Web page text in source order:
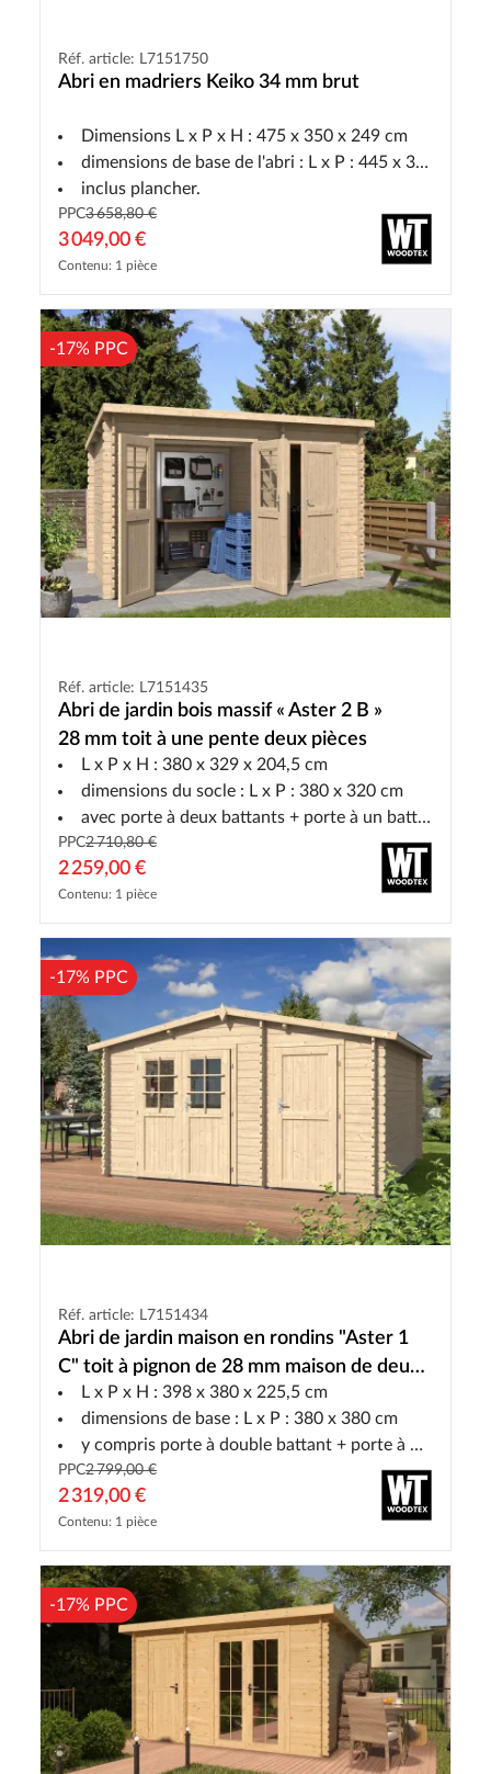
Réf. article: L7151750
Abri en madriers Keiko 34 mm brut
Dimensions L x P x H : 475 x 350 x 249 cm
dimensions de base de l'abri : L x P : 445 x 300 cm
inclus plancher.
PPC3 658,80 €
3 049,00 €
Contenu: 1 pièce
-17% PPC
Réf. article: L7151435
Abri de jardin bois massif « Aster 2 B »
28 mm toit à une pente deux pièces
L x P x H : 380 x 329 x 204,5 cm
dimensions du socle : L x P : 380 x 320 cm
avec porte à deux battants + porte à un battant
PPC2 710,80 €
2 259,00 €
Contenu: 1 pièce
-17% PPC
Réf. article: L7151434
Abri de jardin maison en rondins "Aster 1
C" toit à pignon de 28 mm maison de deux
piècesL x P x H : 398 x 380 x 225,5 cm
dimensions de base : L x P : 380 x 380 cm
y compris porte à double battant + porte à un battant
PPC2 799,00 €
2 319,00 €
Contenu: 1 pièce
-17% PPC